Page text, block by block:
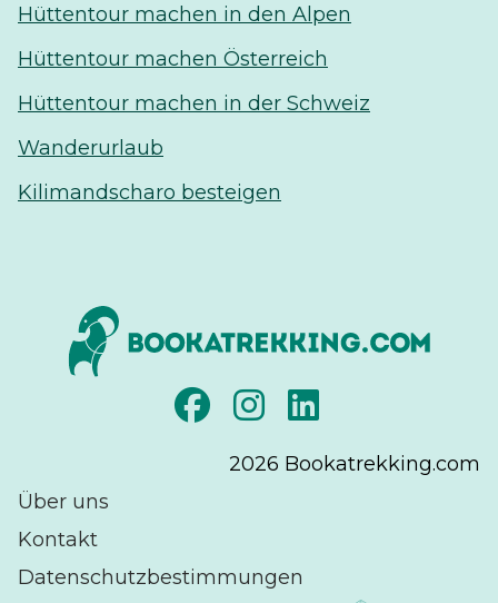
Hüttentour machen in den Alpen
Hüttentour machen Österreich
Hüttentour machen in der Schweiz
Wanderurlaub
Kilimandscharo besteigen
2026 Bookatrekking.com
Über uns
Kontakt
Datenschutzbestimmungen